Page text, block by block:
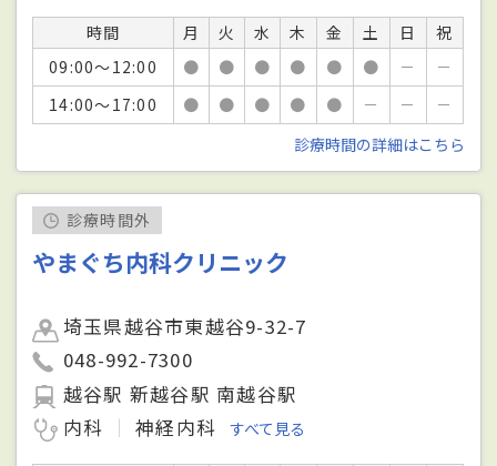
時間 月 火 水 木 金 土 日
祝
09:00～12:00
● ● ● ● ● ● －
－
14:00～17:00
● ● ● ● ● － －
－
診療時間の詳細はこちら
診療時間外
やまぐち内科クリニック
埼玉県越谷市東越谷9-32-7
048-992-7300
越谷駅 新越谷駅 南越谷駅
内科
神経内科 すべて見る